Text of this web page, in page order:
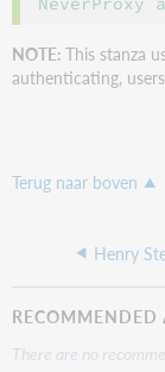
NOTE:This stanza
authenticating,
Terug naar boven
Henry
RECOMMENDED
There are no